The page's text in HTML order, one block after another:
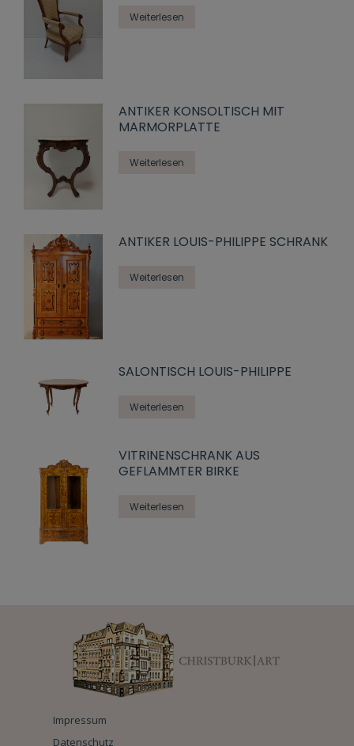
Weiterlesen
ANTIKER KONSOLTISCH MIT
MARMORPLATTE
Weiterlesen
ANTIKER LOUIS-PHILIPPE SCHRANK
Weiterlesen
SALONTISCH LOUIS-PHILIPPE
Weiterlesen
VITRINENSCHRANK AUS
GEFLAMMTER BIRKE
Weiterlesen
Impressum
Datenschutz